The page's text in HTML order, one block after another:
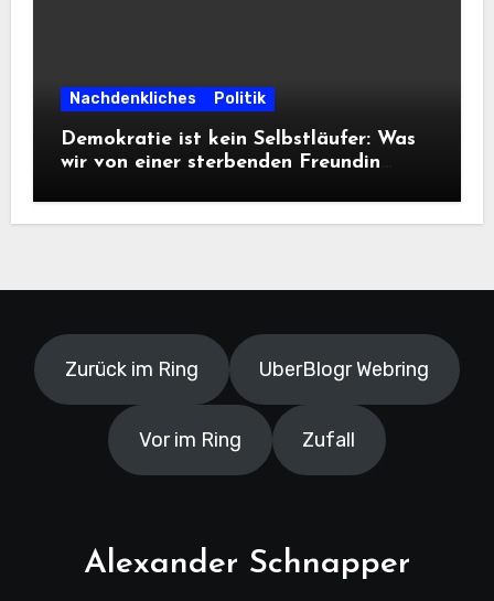
Nachdenkliches Politik
Demokratie ist kein Selbstläufer: Was
wir von einer sterbenden Freundin
Zurück im Ring UberBlogr Webring
Vor im Ring Zufall
Alexander Schnapper